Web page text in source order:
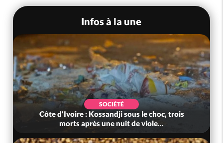
Infos à la une
SOCIÉTÉ
Côte d'Ivoire : Kossandji sous le choc, trois
morts après une nuit de viole...